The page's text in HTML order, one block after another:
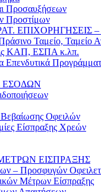
Προσαυξήσεων
Προστίμων
ΕΠΙΧΟΡΗΓΗΣΕΙΣ
Ταμείο,
ΚΑΠ, ΕΣΠΑ κ.λπ.
Επενδυτικά
ΕΣΟΔΩΝ
Βεβαίωσης Οφειλών
Είσπραξης Χρεών
ΕΙΣΠΡΑΞΗΣ
– Προσφυγών
Μέτρων Είσπραξης